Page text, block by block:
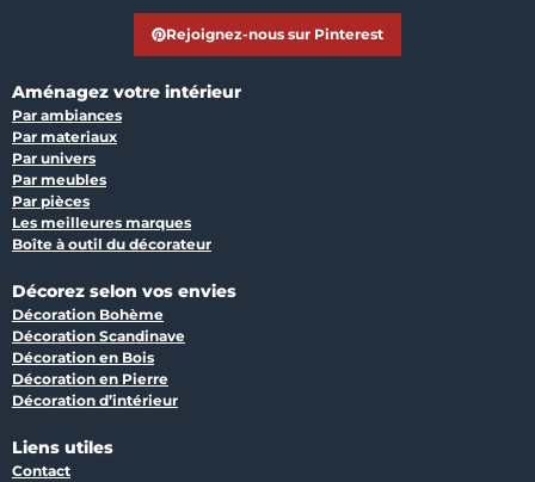
Rejoignez-nous sur Pinterest
Aménagez votre intérieur
Par ambiances
Par materiaux
Par univers
Par meubles
Par pièces
Les meilleures marques
Boîte à outil du décorateur
Décorez selon vos envies
Décoration Bohème
Décoration Scandinave
Décoration en Bois
Décoration en Pierre
Décoration d’intérieur
Liens utiles
Contact